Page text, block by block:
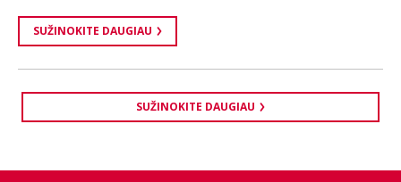
SUŽINOKITE DAUGIAU
SUŽINOKITE DAUGIAU